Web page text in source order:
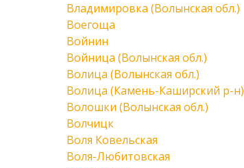
Владимировка (Волынская обл.)
Воегоща
Войнин
Войница (Волынская обл.)
Волица (Волынская обл.)
Волица (Камень-Каширский р-н)
Волошки (Волынская обл.)
Волчицк
Воля Ковельская
Воля-Любитовская